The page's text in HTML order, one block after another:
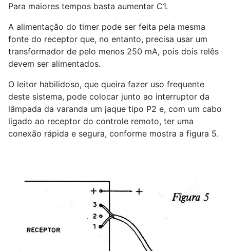
Para maiores tempos basta aumentar C1.
A alimentação do timer pode ser feita pela mesma
fonte do receptor que, no entanto, precisa usar um
transformador de pelo menos 250 mA, pois dois relês
devem ser alimentados.
O leitor habilidoso, que queira fazer uso frequente
deste sistema, pode colocar junto ao interruptor da
lâmpada da varanda um jaque tipo P2 e, com um cabo
ligado ao receptor do controle remoto, ter uma
conexão rápida e segura, conforme mostra a figura 5.